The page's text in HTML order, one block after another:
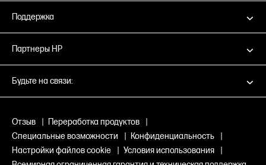
Поддержка
Партнеры HP
Будьте на связи:
Отзыв Переработка продуктов
Специальные возможности
Конфиденциальность
Настройки файлов cookie
Условия использования